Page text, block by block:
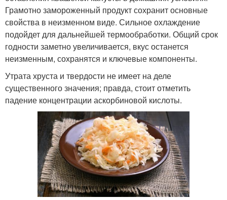
Грамотно замороженный продукт сохранит основные
свойства в неизменном виде. Сильное охлаждение
подойдет для дальнейшей термообработки. Общий срок
годности заметно увеличивается, вкус останется
неизменным, сохранятся и ключевые компоненты.
Утрата хруста и твердости не имеет на деле
существенного значения; правда, стоит отметить
падение концентрации аскорбиновой кислоты.